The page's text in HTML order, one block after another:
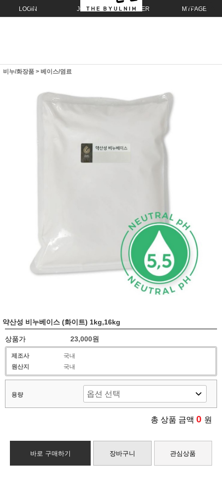
LOGIN JOIN ORDER MYPAGE
비누/화장품 > 베이스/염료
약산성 비누베이스 (화이트) 1kg,16kg
상품가 23,000원
제조사
국내
원산지
국내
용량
총 상품 금액 0 원
바로 구매하기 장바구니 관심상품